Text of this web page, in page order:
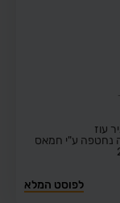
עוז
נחטפה ע"י חמאס
לפוסט המלא